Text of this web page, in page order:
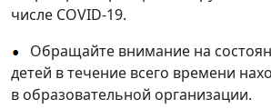
числе COVID-19.
Обращайте внимание на
детей в течение всего времени
в образовательной организации.